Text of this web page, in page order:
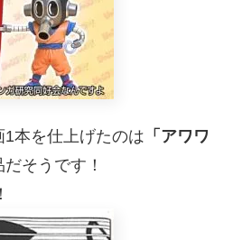
本を仕上げたのは 「アワワ
そうです！